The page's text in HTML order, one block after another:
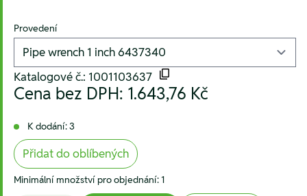
Provedení
Katalogové č.: 1001103637
Cena bez DPH: 1.643,76 Kč
K dodání: 3
Přidat do oblíbených
Minimální množství pro objednání: 1